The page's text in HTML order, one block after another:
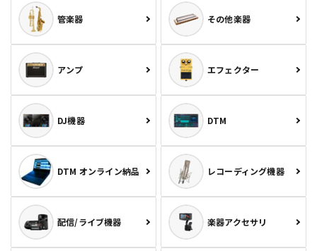
管楽器 その他楽器
アンプ エフェクター
DJ機器 DTM
DTM オンライン納品 レコーディング機器
配信/ライブ機器 楽器アクセサリ